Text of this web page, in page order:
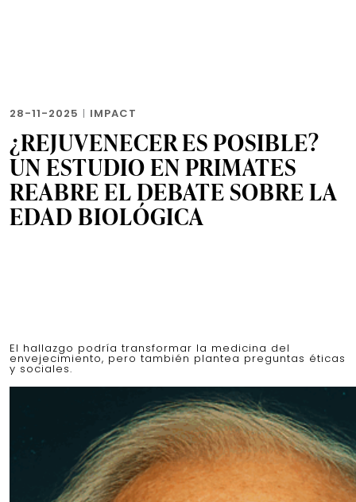
28-11-2025 | IMPACT
¿REJUVENECER ES POSIBLE?
UN ESTUDIO EN PRIMATES
REABRE EL DEBATE SOBRE LA
EDAD BIOLÓGICA
El hallazgo podría transformar la medicina del
envejecimiento, pero también plantea preguntas éticas
y sociales.